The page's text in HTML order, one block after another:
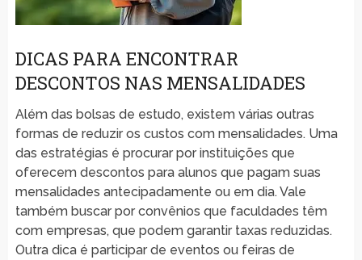
DICAS PARA ENCONTRAR
DESCONTOS NAS MENSALIDADES
Além das bolsas de estudo, existem várias outras
formas de reduzir os custos com mensalidades. Uma
das estratégias é procurar por instituições que
oferecem descontos para alunos que pagam suas
mensalidades antecipadamente ou em dia. Vale
também buscar por convênios que faculdades têm
com empresas, que podem garantir taxas reduzidas.
Outra dica é participar de eventos ou feiras de